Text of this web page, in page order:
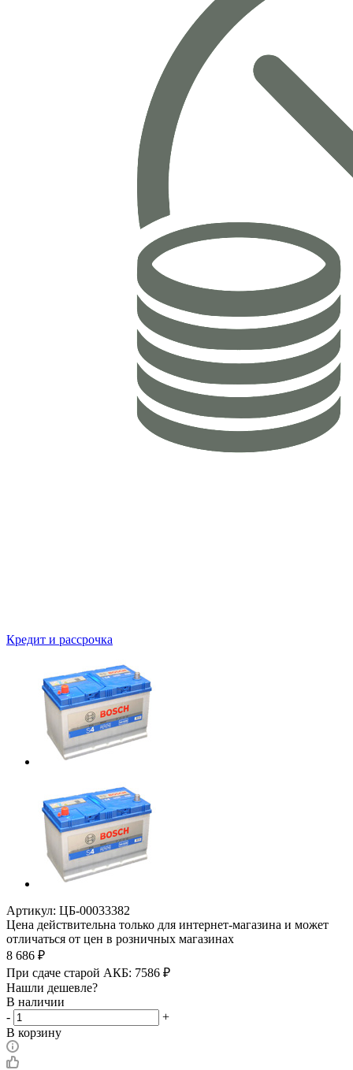
Кредит и рассрочка
Артикул: ЦБ-00033382
Цена действительна только для интернет-магазина и может
отличаться от цен в розничных магазинах
8 686 ₽
При сдаче старой АКБ: 7586 ₽
Нашли дешевле?
В наличии
-
+
В корзину